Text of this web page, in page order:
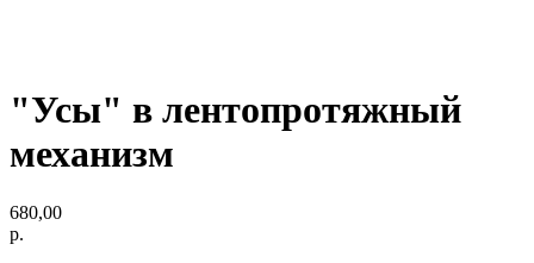
"Усы" в лентопротяжный
механизм
680,00
р.